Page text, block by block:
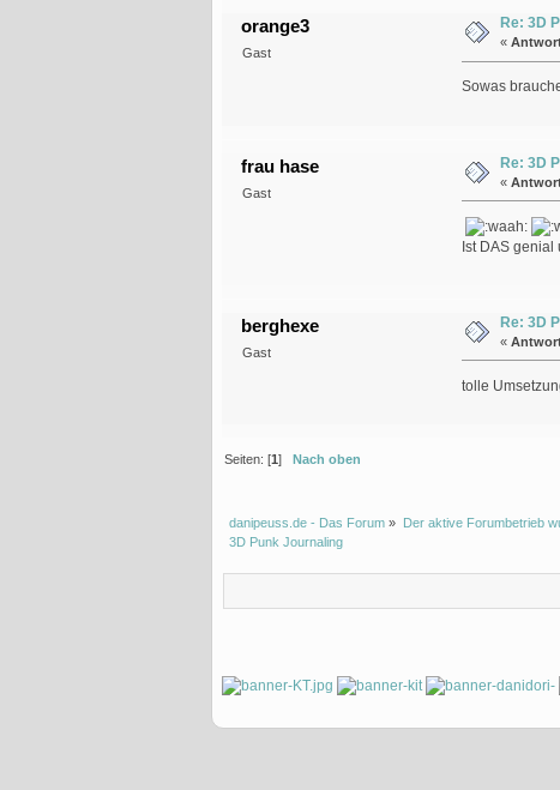
orange3
Gast
Re: 3D
«
Sowas
frau hase
Gast
Re: 3D
«
Ist DAS
berghexe
Gast
Re: 3D
«
tolle
Seiten: [1]Nach oben
danipeuss.de - Das Forum » Der aktive Forumbetrieb
3D Punk Journaling